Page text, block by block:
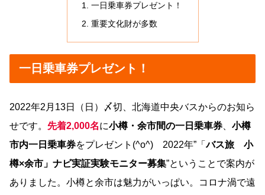
一日乗車券プレゼント！
重要文化財が多数
一日乗車券プレゼント！
2022年2月13日（日）〆切、北海道中央バスからのお知ら
せです。 先着2,000名に小樽・余市間の一日乗車券
小樽
市内一日乗車券をプレゼント(^o^) 2022年”「バス旅 小
樽×余市」ナビ実証実験モニター募集”ということで案内が
ありました。小樽と余市は魅力がいっぱい。コロナ渦で遠